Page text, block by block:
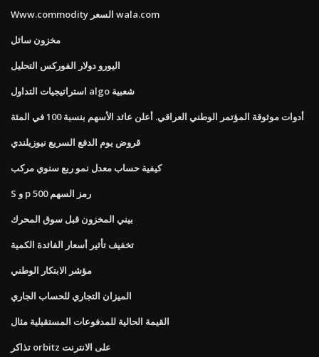
Www.commodity السعر wala.com
مخزون سائل
اليورو دولار الفوركس التحليل
استراتيجيات التداول algo شعبية
أدوات موثوقة المؤتمر الوطني العراقي. أعلن عائد الأسهم بنسبة 100 في المئة
قروض يوم الدفع السريع نيوزيلندي
كيفية حساب معدل نمو ربع سنوي مركب
S و p 500 رمز السهم
بيني المخزون قبل سوق المحرك
تخفيف تأثير أسعار الفائدة الكمية
مؤشر الابتكار الوطني
الميزان التجاري للحساب الجاري
القيمة الحالية للمدفوعات المستقبلية مثال
تذاكر orbitz على الانترنت